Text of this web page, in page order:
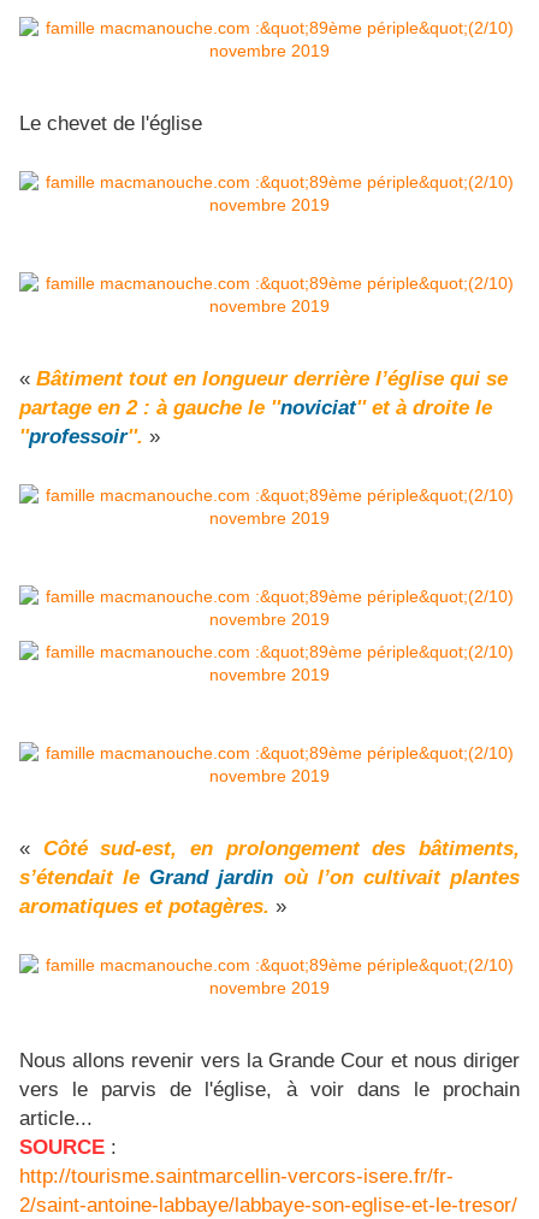
Le chevet de l'église
« Bâtiment tout en longueur derrière l’église qui se
partage en 2 : à gauche le ''noviciat'' et à droite le
''professoir''. »
« Côté sud-est, en prolongement des bâtiments,
s’étendait leGrand jardin où l’on cultivait plantes
aromatiques et potagères. »
Nous allons revenir vers la Grande Cour et nous diriger
vers le parvis de l'église, à voir dans le prochain
article...
SOURCE :
http://tourisme.saintmarcellin-vercors-isere.fr/fr-
2/saint-antoine-labbaye/labbaye-son-eglise-et-le-tresor/